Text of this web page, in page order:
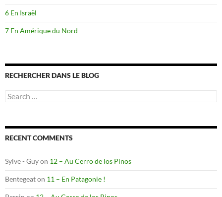
6 En Israël
7 En Amérique du Nord
RECHERCHER DANS LE BLOG
Search
for:
RECENT COMMENTS
Sylve - Guyon 12 – Au Cerro de los Pinos
Bentegeaton 11 – En Patagonie !